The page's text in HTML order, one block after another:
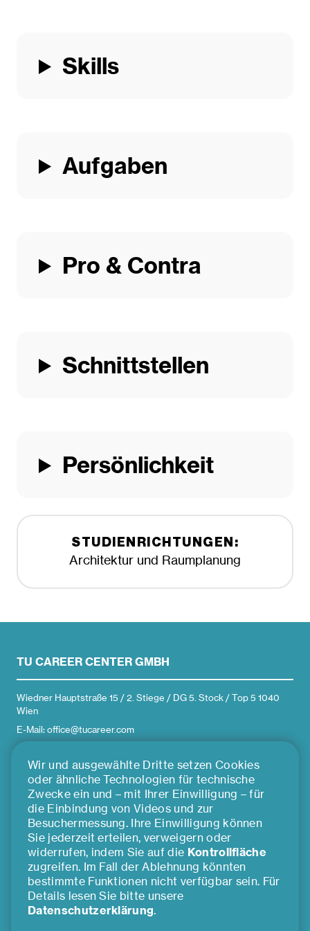
Skills
Aufgaben
Pro & Contra
Schnittstellen
Persönlichkeit
STUDIENRICHTUNGEN:
Architektur und Raumplanung
TU CAREER CENTER GMBH
Wiedner Hauptstraße 15 / 2. Stiege / DG 5. Stock / Top 5 1040
Wien
E-Mail: office@tucareer.com
ÜBER UNS
Team
Impressum
Presse
Kooperationspartner*innen
Cookie Einstellungen
©2026 TU Career Center GmbH
Wir und ausgewählte Dritte setzen Cookies
oder ähnliche Technologien für technische
Zwecke ein und – mit Ihrer Einwilligung – für
die Einbindung von Videos und zur
Besuchermessung. Ihre Einwilligung können
Sie jederzeit erteilen, verweigern oder
widerrufen, indem Sie auf die Kontrollfläche
zugreifen. Im Fall der Ablehnung könnten
bestimmte Funktionen nicht verfügbar sein. Für
Details lesen Sie bitte unsere
Datenschutzerklärung.